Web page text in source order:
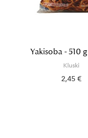
Yakisoba - 510
Kluski
2,45 €